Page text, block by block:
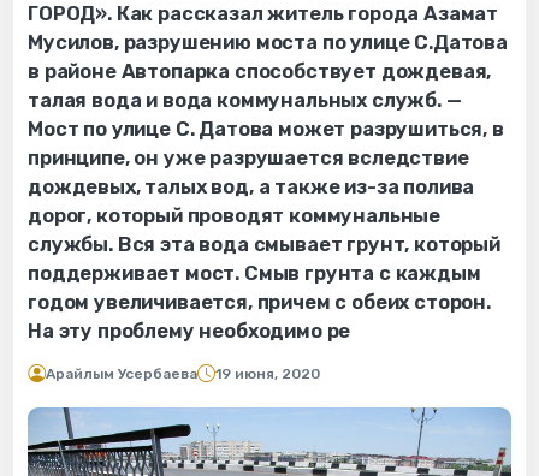
ГОРОД». Как рассказал житель города Азамат
Мусилов, разрушению моста по улице С.Датова
в районе Автопарка способствует дождевая,
талая вода и вода коммунальных служб. —
Мост по улице С. Датова может разрушиться, в
принципе, он уже разрушается вследствие
дождевых, талых вод, а также из-за полива
дорог, который проводят коммунальные
службы. Вся эта вода смывает грунт, который
поддерживает мост. Смыв грунта с каждым
годом увеличивается, причем с обеих сторон.
На эту проблему необходимо ре
Арайлым Усербаева 19 июня, 2020